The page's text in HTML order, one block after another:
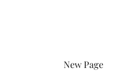
New Page